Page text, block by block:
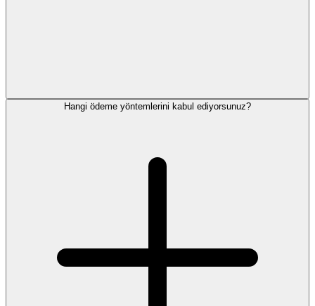
Hangi ödeme yöntemlerini kabul ediyorsunuz?